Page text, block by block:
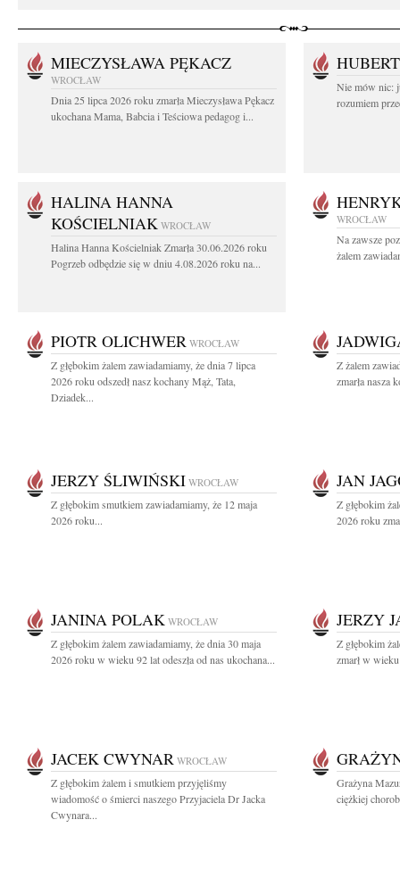
MIECZYSŁAWA PĘKACZ
WROCŁAW
Dnia 25 lipca 2026 roku zmarła Mieczysława Pękacz
ukochana Mama, Babcia i Teściowa pedagog i...
Nie mów nic:
rozumiem
HALINA HANNA
KOŚCIELNIAK WROCŁAW
Halina Hanna Kościelniak Zmarła 30.06.2026 roku
Pogrzeb odbędzie się w dniu 4.08.2026 roku na...
WROCŁAW
Na zawsze
żalem
PIOTR OLICHWER WROCŁAW
Z głębokim żalem zawiadamiamy, że dnia 7 lipca
2026 roku odszedł nasz kochany Mąż, Tata,
Dziadek...
Z żalem
zmarła nasza
JERZY ŚLIWIŃSKI WROCŁAW
Z głębokim smutkiem zawiadamiamy, że 12 maja
2026 roku...
JAN
Z głębokim
2026 roku
JANINA POLAK WROCŁAW
Z głębokim żalem zawiadamiamy, że dnia 30 maja
2026 roku w wieku 92 lat odeszła od nas ukochana...
JERZY
Z głębokim
zmarł w
JACEK CWYNAR WROCŁAW
Z głębokim żalem i smutkiem przyjęliśmy
wiadomość o śmierci naszego Przyjaciela Dr Jacka
Cwynara...
Grażyna
ciężkiej